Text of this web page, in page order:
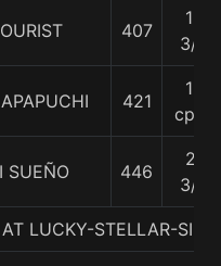
407
13
3/4
421
19
cpos
SUEÑO 446
21
3/4
LUCKY-STELLAR-SIR